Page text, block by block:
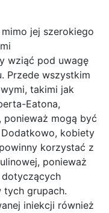
jej szerokiego
wziąć pod uwagę
Przede wszystkim
takimi jak
Eatona,
mogą być
Dodatkowo, kobiety
korzystać z
ponieważ
tych grupach.
iniekcji również